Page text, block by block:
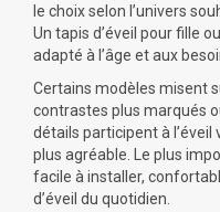
le choix selon l’univers
Un tapis d’éveil pour fille
adapté à l’âge et aux
Certains modèles misent
contrastes plus marqués
détails participent à l’éveil
plus agréable. Le plus
facile à installer,
d’éveil du quotidien.